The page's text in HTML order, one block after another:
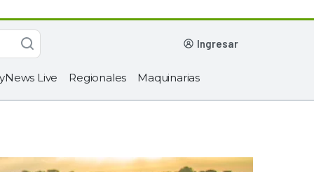
ingresar
Live Regionales Maquinarias